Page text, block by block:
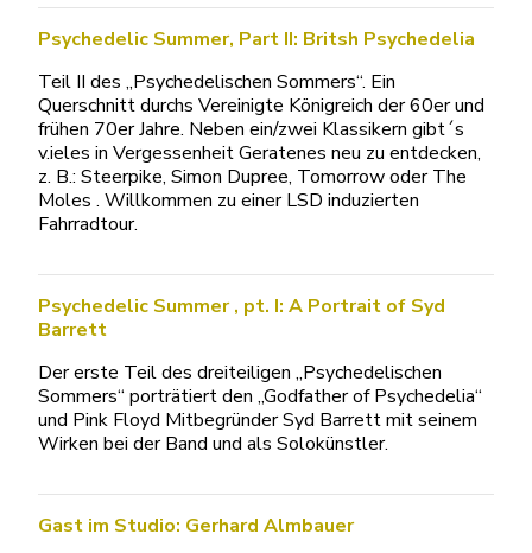
Psychedelic Summer, Part II: Britsh Psychedelia
Teil II des „Psychedelischen Sommers“. Ein
Querschnitt durchs Vereinigte Königreich der 60er und
frühen 70er Jahre. Neben ein/zwei Klassikern gibt´s
v.ieles in Vergessenheit Geratenes neu zu entdecken,
z. B.: Steerpike, Simon Dupree, Tomorrow oder The
Moles . Willkommen zu einer LSD induzierten
Fahrradtour.
Psychedelic Summer , pt. I: A Portrait of Syd
Barrett
Der erste Teil des dreiteiligen „Psychedelischen
Sommers“ porträtiert den „Godfather of Psychedelia“
und Pink Floyd Mitbegründer Syd Barrett mit seinem
Wirken bei der Band und als Solokünstler.
Gast im Studio: Gerhard Almbauer